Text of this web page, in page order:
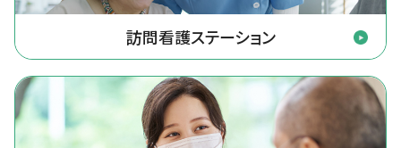
訪問看護ステーション